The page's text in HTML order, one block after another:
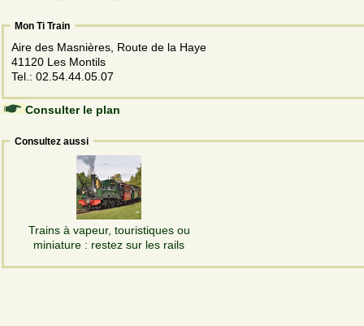
Mon Ti Train
Aire des Masnières, Route de la Haye
41120 Les Montils
Tel.: 02.54.44.05.07
Consulter le plan
Consultez aussi
Trains à vapeur, touristiques ou
miniature : restez sur les rails